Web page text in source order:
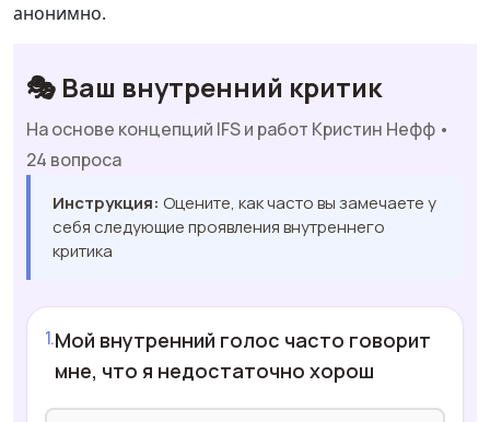
анонимно.
🎭 Ваш внутренний критик
На основе концепций IFS и работ Кристин Нефф •
24 вопроса
Инструкция: Оцените, как часто вы замечаете у
себя следующие проявления внутреннего
критика
Мой внутренний голос часто говорит
мне, что я недостаточно хорош